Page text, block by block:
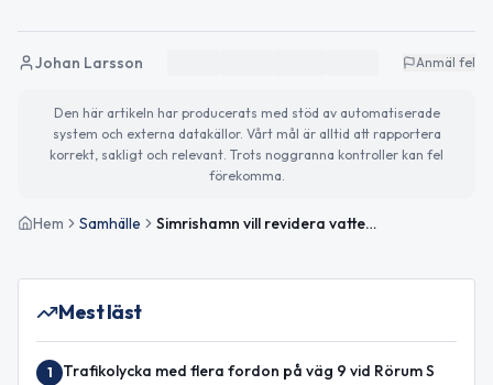
Johan Larsson Anmäl fel
Den här artikeln har producerats med stöd av automatiserade
system och externa datakällor. Vårt mål är alltid att rapportera
korrekt, sakligt och relevant. Trots noggranna kontroller kan fel
förekomma.
Hem Samhälle Simrishamn vill revidera vattentjänstplanen
Mest läst
1 Trafikolycka med flera fordon på väg 9 vid Rörum S